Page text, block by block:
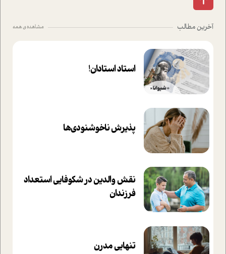
آخرین مطالب مشاهده ی همه
استاد استادان!
پذیرش ناخوشنودی‌ها
نقش والدین در شکوفا‌یی ا‌ستعداد
فرزندان‌
تنهایی مدرن